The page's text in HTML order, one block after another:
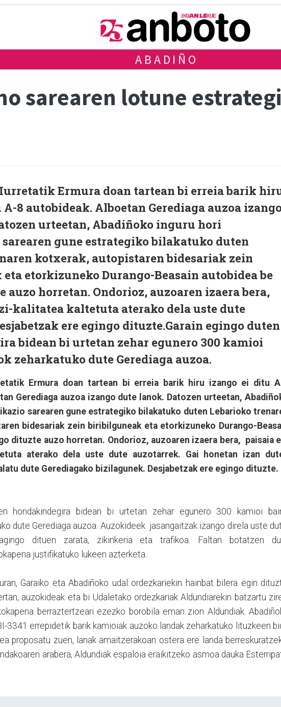
ABADIÑO
sarearen lotune
Ermura doan tartean bi erreia barik
8 autobideak. Alboetan Gerediaga auzoa
urteetan, Abadiñoko inguru hori
gune estrategiko bilakatuko duten
kotxerak, autopistaren bidesariak zein
etorkizuneko Durango-Beasain autobidea be
auzo horretan. Ondorioz, auzoaren izaera bera,
kalitatea kaltetuta aterako dela uste dute
ere egingo dituzte.Garain egingo duten
bidean bi urtetan zehar egunero 300 kamioi
zeharkatuko dute Gerediaga auzoa.
Ermura doan tartean bi erreia barik hiru izango ei ditu
Gerediaga auzoa izango dute lanok. Datozen urteetan,
sarearen gune estrategiko bilakatuko duten Lebarioko
bidesariak zein biribilguneak eta etorkizuneko Durango-
dituzte auzo horretan. Ondorioz, auzoaren izaera bera, paisaia
aterako dela uste dute auzotarrek. Gai honetan izan
dute Gerediagako bizilagunek. Desjabetzak ere egingo dituzte.
hondakindegira bidean bi urtetan zehar egunero 300 kamioi
dute Gerediaga auzoa. Auzokideek jasangaitzak izango direla uste
dituen zarata, zikinkeria eta trafikoa. Faltan botatzen
justifikatuko lukeen azterketa.
Garaiko eta Abadiñoko udal ordezkariekin hainbat bilera egin
auzokideak eta bi Udaletako ordezkariak Aldundiarekin batzartu
berraztertzeari ezezko borobila eman zion Aldundiak.
3341 errepidetik barik kamioiak auzoko landak zeharkatuko lituzkeen
proposatu zuen, lanak amaitzerakoan ostera ere landa
arabera, Aldundiak espaloia eraikitzeko asmoa dauka